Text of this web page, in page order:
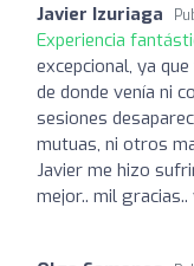
Javier Izuriaga
Experiencia
excepcional, ya
de donde venía ni
sesiones
mutuas, ni otros
Javier me hizo
mejor.. mil